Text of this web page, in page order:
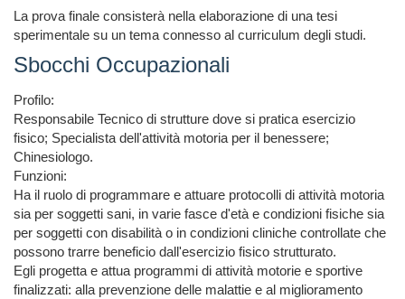
La prova finale consisterà nella elaborazione di una tesi
sperimentale su un tema connesso al curriculum degli studi.
Sbocchi Occupazionali
Profilo:
Responsabile Tecnico di strutture dove si pratica esercizio
fisico; Specialista dell'attività motoria per il benessere;
Chinesiologo.
Funzioni:
Ha il ruolo di programmare e attuare protocolli di attività motoria
sia per soggetti sani, in varie fasce d'età e condizioni fisiche sia
per soggetti con disabilità o in condizioni cliniche controllate che
possono trarre beneficio dall'esercizio fisico strutturato.
Egli progetta e attua programmi di attività motorie e sportive
finalizzati: alla prevenzione delle malattie e al miglioramento